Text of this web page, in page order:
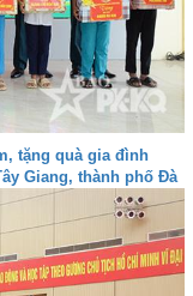
tặng quà gia đình
Giang, thành phố Đà